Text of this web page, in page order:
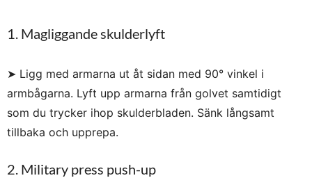
1. Magliggande skulderlyft
➤ Ligg med armarna ut åt sidan med 90° vinkel i
armbågarna. Lyft upp armarna från golvet samtidigt
som du trycker ihop skulderbladen. Sänk långsamt
tillbaka och upprepa.
2. Military press push-up